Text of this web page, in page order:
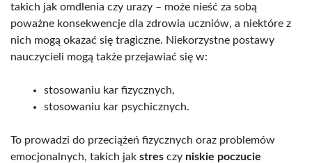
takich jak omdlenia czy urazy – może nieść za sobą
poważne konsekwencje dla zdrowia uczniów, a niektóre z
nich mogą okazać się tragiczne. Niekorzystne postawy
nauczycieli mogą także przejawiać się w:
stosowaniu kar fizycznych,
stosowaniu kar psychicznych.
To prowadzi do przeciążeń fizycznych oraz problemów
emocjonalnych, takich jak stres czy niskie poczucie